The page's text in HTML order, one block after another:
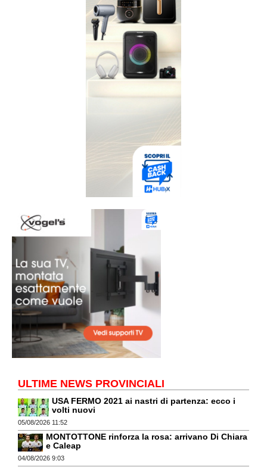
ULTIME NEWS PROVINCIALI
USA FERMO 2021 ai nastri di partenza: ecco i
volti nuovi
05/08/2026 11:52
MONTOTTONE rinforza la rosa: arrivano Di Chiara
e Caleap
04/08/2026 9:03